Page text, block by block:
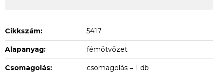
Cikkszám: 5417
Alapanyag: fémötvözet
Csomagolás: csomagolás = 1 db